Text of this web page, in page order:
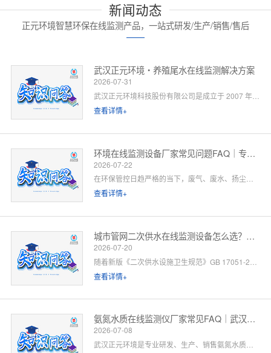
新闻动态
正元环境智慧环保在线监测产品，一站式研发/生产/销售/售后
武汉正元环境・养殖尾水在线监测解决方案
2026-07-31
查看详情+
环境在线监测设备厂家常见问题FAQ｜专业厂家答疑解惑
2026-07-22
在环保管控日趋严格的当下，废气、废水、扬尘、噪声等环境在线监测设备已成为工矿企业、园区、市政工程必备的合规配套设施。很多客户在选型、合作、安装运维过程中，常会遇到厂家资质、设备精度、数据联网、售后保障等各类问题。 作为专业环境在线监测设备源头厂家，我们深耕环境监测领域多年，拥有自主研发、生产、销售、运维全链条服务能力。下面针对行业高频咨询问题，整理系统化FAQ答疑，一站式解决您的合作与选型顾虑。 一、厂家实力与资质相关问题
查看详情+
城市管网二次供水在线监测设备怎么选？水务单位高频 FAQ
2026-07-20
查看详情+
氨氮水质在线监测仪厂家常见FAQ｜武汉正元环境专业解答
2026-07-08